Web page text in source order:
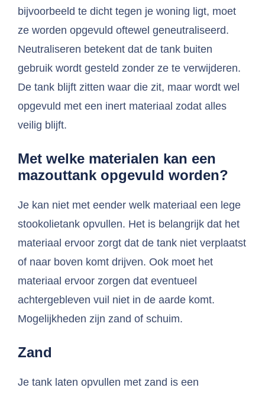
bijvoorbeeld te dicht tegen je woning ligt, moet
ze worden opgevuld oftewel geneutraliseerd.
Neutraliseren betekent dat de tank buiten
gebruik wordt gesteld zonder ze te verwijderen.
De tank blijft zitten waar die zit, maar wordt wel
opgevuld met een inert materiaal zodat alles
veilig blijft.
Met welke materialen kan een
mazouttank opgevuld worden?
Je kan niet met eender welk materiaal een lege
stookolietank opvullen. Het is belangrijk dat het
materiaal ervoor zorgt dat de tank niet verplaatst
of naar boven komt drijven. Ook moet het
materiaal ervoor zorgen dat eventueel
achtergebleven vuil niet in de aarde komt.
Mogelijkheden zijn zand of schuim.
Zand
Je tank laten opvullen met zand is een